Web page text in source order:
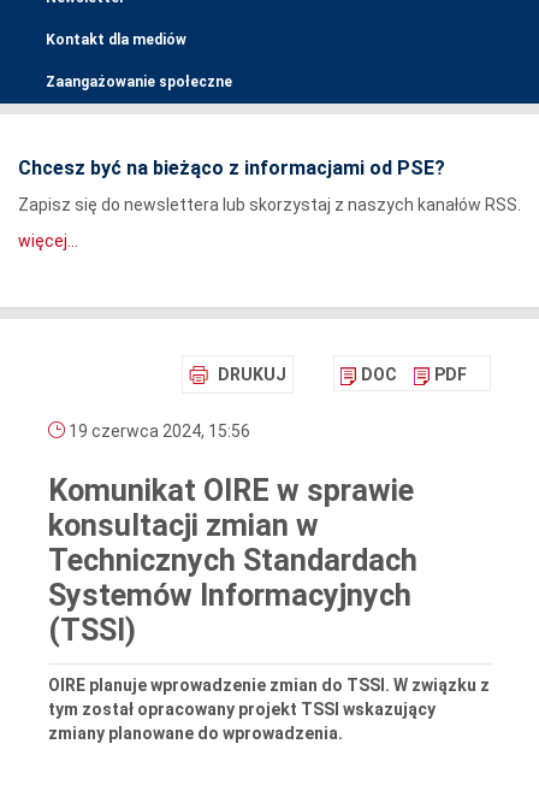
Kontakt dla mediów
Zaangażowanie społeczne
Chcesz być na bieżąco z informacjami od PSE?
Zapisz się do newslettera lub skorzystaj z naszych kanałów RSS.
więcej...
DRUKUJ DOC PDF
19 czerwca 2024, 15:56
Komunikat OIRE w sprawie
konsultacji zmian w
Technicznych Standardach
Systemów Informacyjnych
(TSSI)
OIRE planuje wprowadzenie zmian do TSSI. W związku z
tym został opracowany projekt TSSI wskazujący
zmiany planowane do wprowadzenia.